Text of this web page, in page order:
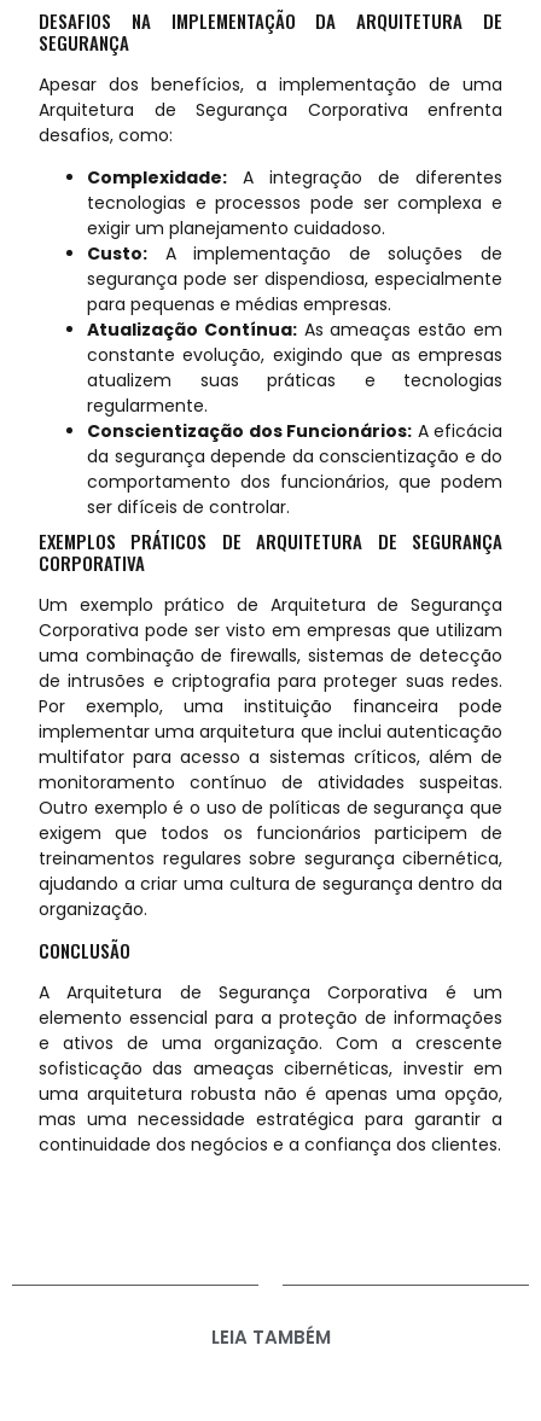
DESAFIOS NA IMPLEMENTAÇÃO DA ARQUITETURA DE
SEGURANÇA
Apesar dos benefícios, a implementação de uma
Arquitetura de Segurança Corporativa enfrenta
desafios, como:
Complexidade: A integração de diferentes
tecnologias e processos pode ser complexa e
exigir um planejamento cuidadoso.
Custo: A implementação de soluções de
segurança pode ser dispendiosa, especialmente
para pequenas e médias empresas.
Atualização Contínua:As ameaças estão em
constante evolução, exigindo que as empresas
atualizem suas práticas e tecnologias
regularmente.
Conscientização dos Funcionários: A eficácia
da segurança depende da conscientização e do
comportamento dos funcionários, que podem
ser difíceis de controlar.
EXEMPLOS PRÁTICOS DE ARQUITETURA DE SEGURANÇA
CORPORATIVA
Um exemplo prático de Arquitetura de Segurança
Corporativa pode ser visto em empresas que utilizam
uma combinação de firewalls, sistemas de detecção
de intrusões e criptografia para proteger suas redes.
Por exemplo, uma instituição financeira pode
implementar uma arquitetura que inclui autenticação
multifator para acesso a sistemas críticos, além de
monitoramento contínuo de atividades suspeitas.
Outro exemplo é o uso de políticas de segurança que
exigem que todos os funcionários participem de
treinamentos regulares sobre segurança cibernética,
ajudando a criar uma cultura de segurança dentro da
organização.
CONCLUSÃO
A Arquitetura de Segurança Corporativa é um
elemento essencial para a proteção de informações
e ativos de uma organização. Com a crescente
sofisticação das ameaças cibernéticas, investir em
uma arquitetura robusta não é apenas uma opção,
mas uma necessidade estratégica para garantir a
continuidade dos negócios e a confiança dos clientes.
LEIA TAMBÉM